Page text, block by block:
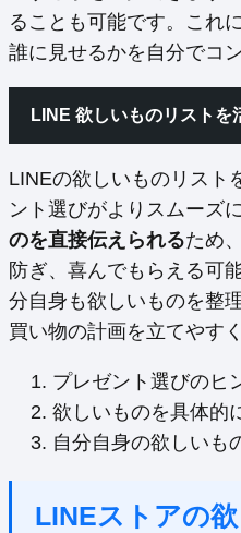
ることも可能です。これ
誰に見せるかを自分でコ
LINE 欲しいものリストを
LINEの欲しいものリスト
ント選びがよりスムーズ
のを直接伝えられるため
防ぎ、喜んでもらえる可
分自身も欲しいものを整
買い物の計画を立てやす
プレゼント選びのヒ
欲しいものを具体的
自分自身の欲しいも
LINEストアの